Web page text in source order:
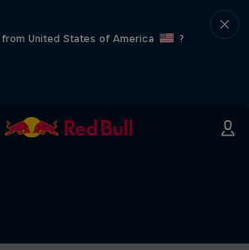
United States of America
?